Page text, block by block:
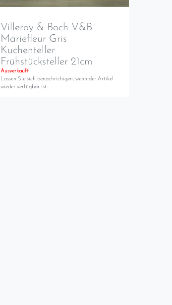
Villeroy & Boch V&B
Mariefleur Gris
Kuchenteller
Frühstücksteller 21cm
Ausverkauft
Lassen Sie sich benachrichigen, wenn der Artikel
wieder verfügbar ist.